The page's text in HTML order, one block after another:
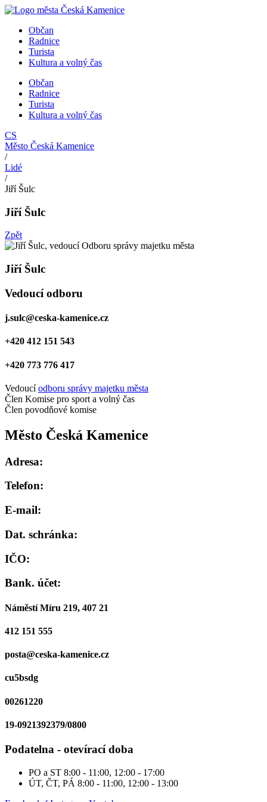
Přejít
obsahuObčan
Radnice
Turista
Kultura a volný čas
Občan
Radnice
Turista
Kultura a volný čas
CS
Město Česká Kamenice
/
Lidé
/
Jiří Šulc
Jiří Šulc
Zpět
Jiří Šulc
Vedoucí odboru
j.sulc@ceska-kamenice.cz
+420 412 151 543
+420 773 776 417
Vedoucíodboru správy majetku města
Člen Komise pro sport a volný čas
Člen povodňové komise
Město Česká Kamenice
Adresa:
Telefon:
E-mail:
Dat. schránka:
IČO:
Bank. účet:
Náměstí Míru 219, 407 21
412 151 555
posta@ceska-kamenice.cz
cu5bsdg
00261220
19-0921392379/0800
Podatelna - otevírací doba
PO a ST 8:00 - 11:00, 12:00 - 17:00
ÚT, ČT, PÁ 8:00 - 11:00, 12:00 - 13:00